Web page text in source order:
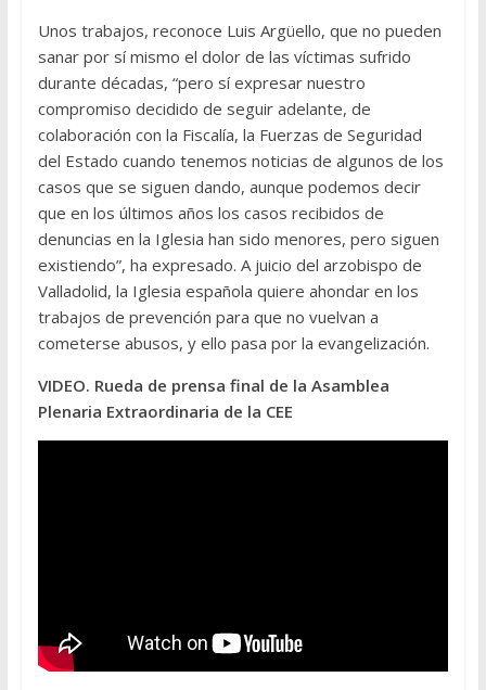
Unos trabajos, reconoce Luis Argüello, que no pueden
sanar por sí mismo el dolor de las víctimas sufrido
durante décadas, “pero sí expresar nuestro
compromiso decidido de seguir adelante, de
colaboración con la Fiscalía, la Fuerzas de Seguridad
del Estado cuando tenemos noticias de algunos de los
casos que se siguen dando, aunque podemos decir
que en los últimos años los casos recibidos de
denuncias en la Iglesia han sido menores, pero siguen
existiendo”, ha expresado. A juicio del arzobispo de
Valladolid, la Iglesia española quiere ahondar en los
trabajos de prevención para que no vuelvan a
cometerse abusos, y ello pasa por la evangelización.
VIDEO. Rueda de prensa final de la Asamblea
Plenaria Extraordinaria de la CEE